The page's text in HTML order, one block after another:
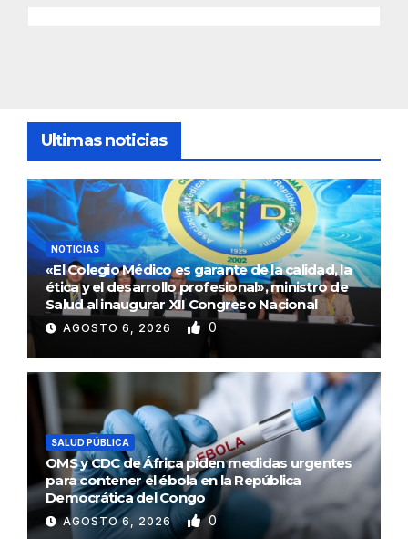
Ultimas noticias
NOTICIAS
«El Colegio Médico es garante de la calidad, la
ética y el desarrollo profesional», ministro de
Salud al inaugurar XII Congreso Nacional
AGOSTO 6, 2026 0
SALUD PÚBLICA
OMS y CDC de África piden medidas urgentes
para contener el ébola en la República
Democrática del Congo
AGOSTO 6, 2026 0